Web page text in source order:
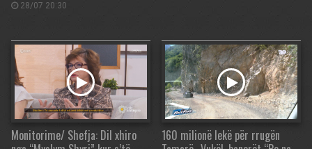
28/07 20:30
Monitorime/ Shefja: Dil xhiro
160 milionë lekë për rrugën